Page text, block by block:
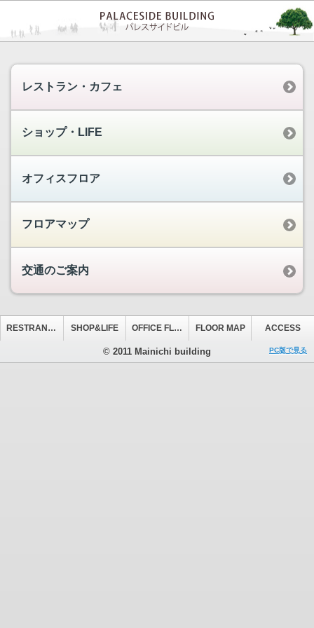
レストラン・カフェ
ショップ・LIFE
オフィスフロア
フロアマップ
交通のご案内
RESTRANT&CAFE SHOP&LIFE OFFICE FLOOR FLOOR MAP ACCESS
© 2011 Mainichi building PC版で見る